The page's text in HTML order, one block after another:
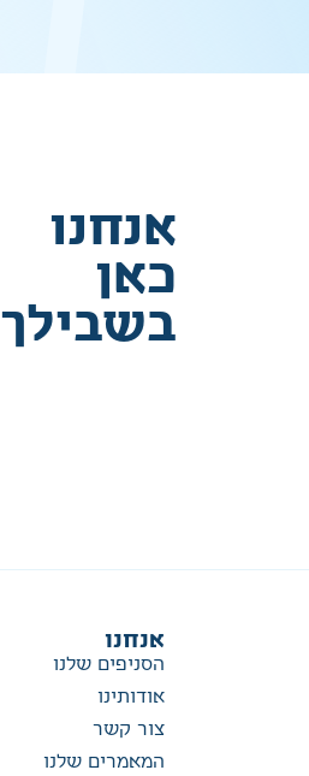
אנחנו
כאן
בשבילך
אנחנו
הסניפים שלנו
אודותינו
צור קשר
המאמרים שלנו